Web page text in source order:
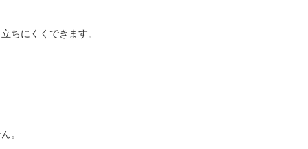
ちにくくできます。
。